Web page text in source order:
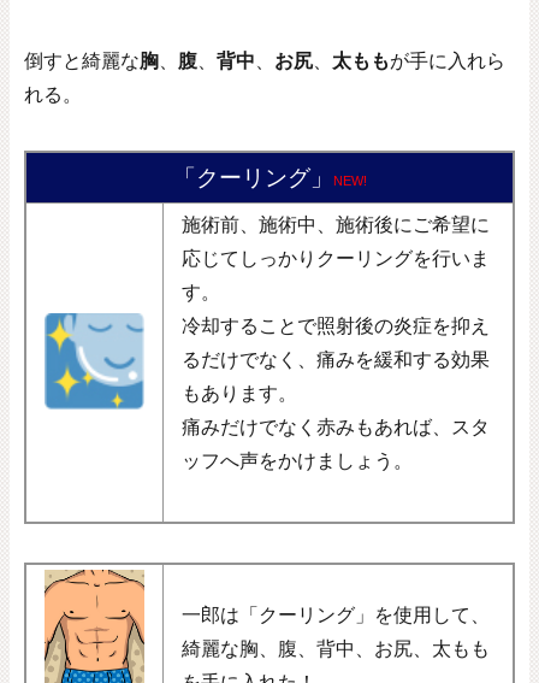
倒すと綺麗な胸 腹 背中 お尻 太ももが手に入れら
れる。
「クーリング」 NEW!
施術前、施術中、施術後にご希望に
応じてしっかりクーリングを行いま
す。
冷却することで照射後の炎症を抑え
るだけでなく、痛みを緩和する効果
もあります。
痛みだけでなく赤みもあれば、スタ
ッフへ声をかけましょう。
一郎は「クーリング」を使用して、
綺麗な胸、腹、背中、お尻、太もも